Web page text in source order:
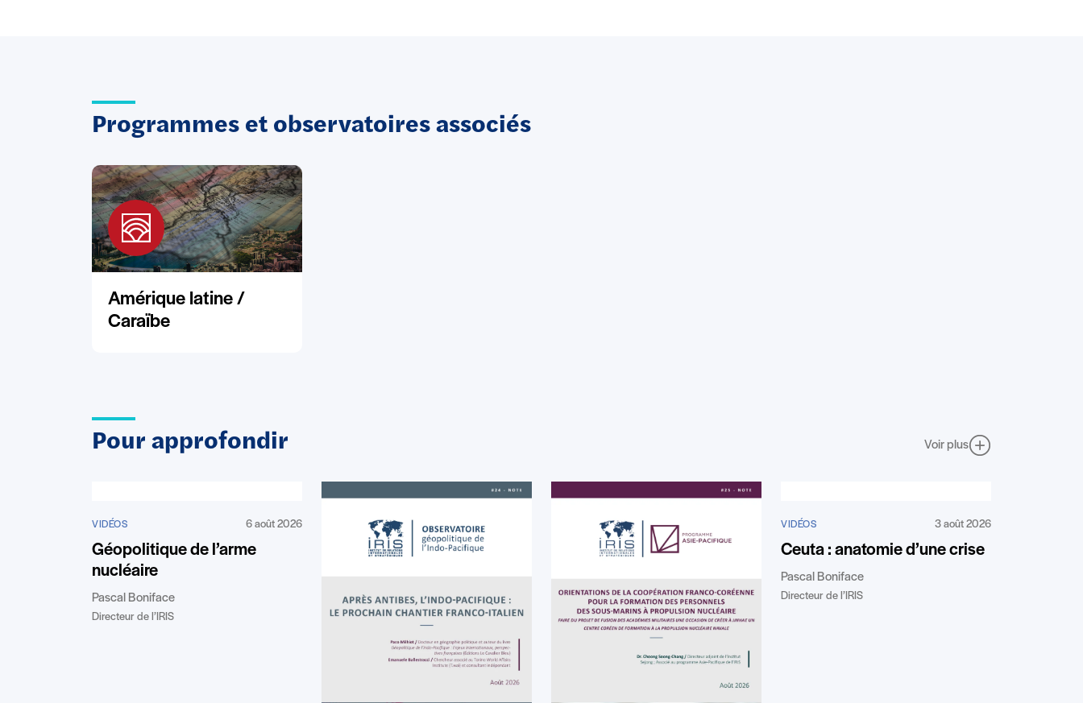
Programmes et observatoires associés
Amérique latine /
Caraïbe
Pour approfondir Voir plus
VIDÉOS 6 août 2026
Géopolitique de l’arme
nucléaire
Pascal Boniface
Directeur de l’IRIS
VIDÉOS 3 août 2026
Ceuta : anatomie d’une crise
Pascal Boniface
Directeur de l’IRIS